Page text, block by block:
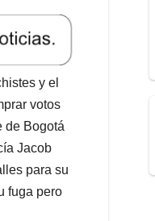
y el
votos
de Bogotá
Jacob
para su
fuga pero